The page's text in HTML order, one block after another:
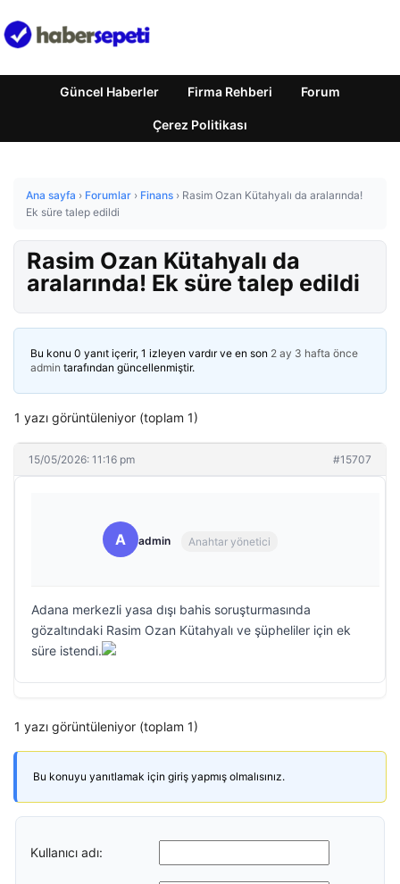
Güncel Haberler Firma Rehberi Forum
Çerez Politikası
Ana sayfa › Forumlar › Finans › Rasim Ozan Kütahyalı da aralarında!
Ek süre talep edildi
Rasim Ozan Kütahyalı da
aralarında! Ek süre talep edildi
Bu konu 0 yanıt içerir, 1 izleyen vardır ve en son 2 ay 3 hafta önce
admin tarafından güncellenmiştir.
1 yazı görüntüleniyor (toplam 1)
15/05/2026: 11:16 pm #15707
A admin Anahtar yönetici
Adana merkezli yasa dışı bahis soruşturmasında
gözaltındaki Rasim Ozan Kütahyalı ve şüpheliler için ek
süre istendi.
1 yazı görüntüleniyor (toplam 1)
Bu konuyu yanıtlamak için giriş yapmış olmalısınız.
Kullanıcı adı: